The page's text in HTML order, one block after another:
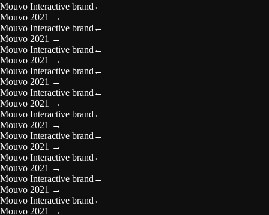
Mouvo Interactive brand ←
Mouvo 2021 →
Mouvo Interactive brand ←
Mouvo 2021 →
Mouvo Interactive brand ←
Mouvo 2021 →
Mouvo Interactive brand ←
Mouvo 2021 →
Mouvo Interactive brand ←
Mouvo 2021 →
Mouvo Interactive brand ←
Mouvo 2021 →
Mouvo Interactive brand ←
Mouvo 2021 →
Mouvo Interactive brand ←
Mouvo 2021 →
Mouvo Interactive brand ←
Mouvo 2021 →
Mouvo Interactive brand ←
Mouvo 2021 →